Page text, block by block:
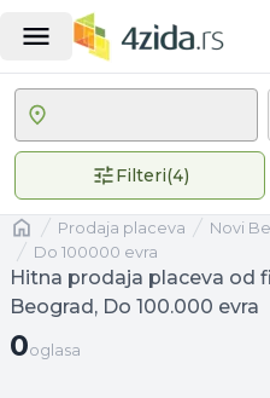
Filteri(4)4
Naslovnaprodaja placeva Novi
Do 100000 evra
Hitna prodaja placeva od
Beograd, Do 100.000 evra
0 oglasa
0oglasa